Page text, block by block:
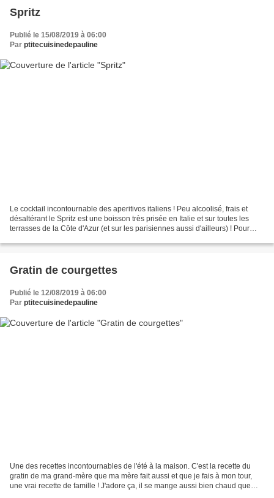
Spritz
Publié le 15/08/2019 à 06:00
Par ptitecuisinedepauline
Le cocktail incontournable des aperitivos italiens ! Peu alcoolisé, frais et
désaltérant le Spritz est une boisson très prisée en Italie et sur toutes les
terrasses de la Côte d'Azur (et sur les parisiennes aussi d'ailleurs) ! Pour
Gratin de courgettes
Publié le 12/08/2019 à 06:00
Par ptitecuisinedepauline
Une des recettes incontournables de l'été à la maison. C'est la recette du
gratin de ma grand-mère que ma mère fait aussi et que je fais à mon tour,
une vrai recette de famille ! J'adore ça, il se mange aussi bien chaud que